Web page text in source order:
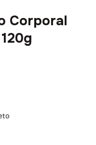
Corporal